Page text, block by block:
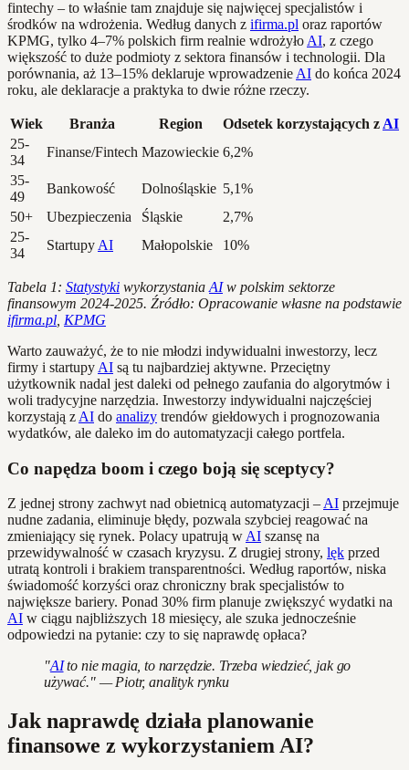
fintechy – to właśnie tam znajduje się najwięcej specjalistów i
środków na wdrożenia. Według danych z ifirma.pl oraz raportów
KPMG, tylko 4–7% polskich firm realnie wdrożyło AI, z czego
większość to duże podmioty z sektora finansów i technologii. Dla
porównania, aż 13–15% deklaruje wprowadzenie AI do końca 2024
roku, ale deklaracje a praktyka to dwie różne rzeczy.
Wiek Branża Region Odsetek korzystających z AI
25-
34
Finanse/Fintech Mazowieckie 6,2%
35-
49
Bankowość Dolnośląskie 5,1%
50+
Ubezpieczenia Śląskie
2,7%
25-
34
Startupy AI Małopolskie 10%
Tabela 1: Statystyki wykorzystania AIw polskim sektorze
finansowym 2024-2025. Źródło: Opracowanie własne na podstawie
ifirma.pl KPMG
Warto zauważyć, że to nie młodzi indywidualni inwestorzy, lecz
firmy i startupy AI są tu najbardziej aktywne. Przeciętny
użytkownik nadal jest daleki od pełnego zaufania do algorytmów i
woli tradycyjne narzędzia. Inwestorzy indywidualni najczęściej
korzystają z AI do analizy trendów giełdowych i prognozowania
wydatków, ale daleko im do automatyzacji całego portfela.
Co napędza boom i czego boją się sceptycy?
Z jednej strony zachwyt nad obietnicą automatyzacji – AI przejmuje
nudne zadania, eliminuje błędy, pozwala szybciej reagować na
zmieniający się rynek. Polacy upatrują w AI szansę na
przewidywalność w czasach kryzysu. Z drugiej strony, lęk przed
utratą kontroli i brakiem transparentności. Według raportów, niska
świadomość korzyści oraz chroniczny brak specjalistów to
największe bariery. Ponad 30% firm planuje zwiększyć wydatki na
AI w ciągu najbliższych 18 miesięcy, ale szuka jednocześnie
odpowiedzi na pytanie: czy to się naprawdę opłaca?
"AIto nie magia, to narzędzie. Trzeba wiedzieć, jak go
używać." — Piotr, analityk rynku
Jak naprawdę działa planowanie
finansowe z wykorzystaniem AI?